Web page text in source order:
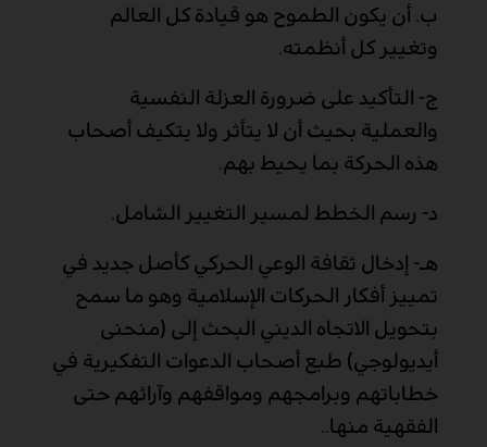
ب‌. أن يكون الطموح هو قيادة كل العالم
وتغيير كل أنظمته.
ج- التأكيد على ضرورة العزلة النفسية
والعملية بحيث أن لا يتأثر ولا يتكيف أصحاب
هذه الحركة بما يحيط بهم.
د- رسم الخطط لمسير التغيير الشامل.
هـ- إدخال ثقافة الوعي الحركي كأصل جديد في
تمييز أفكار الحركات الإسلامية وهو ما سمح
بتحويل الاتجاه الديني البحث إلى (منحنى
أيديولوجي) طبع أصحاب الدعوات التفكيرية في
خطاباتهم وبرامجهم ومواقفهم وآرائهم حتى
الفقهية منها..